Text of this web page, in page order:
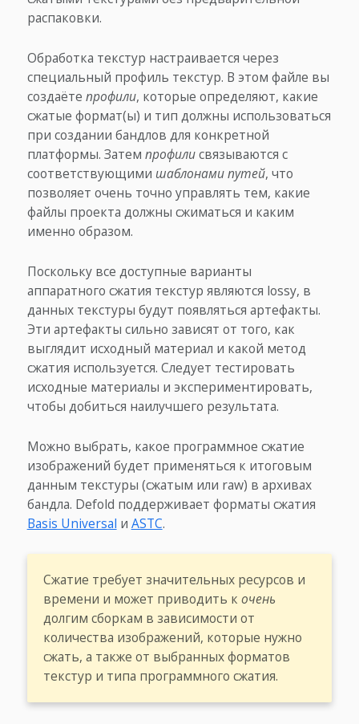
распаковки.
Обработка текстур настраивается через
специальный профиль текстур. В этом файле вы
создаёте профили, которые определяют, какие
сжатые формат(ы) и тип должны использоваться
при создании бандлов для конкретной
платформы. Затем профилисвязываются с
соответствующими шаблонами путей, что
позволяет очень точно управлять тем, какие
файлы проекта должны сжиматься и каким
именно образом.
Поскольку все доступные варианты
аппаратного сжатия текстур являются lossy, в
данных текстуры будут появляться артефакты.
Эти артефакты сильно зависят от того, как
выглядит исходный материал и какой метод
сжатия используется. Следует тестировать
исходные материалы и экспериментировать,
чтобы добиться наилучшего результата.
Можно выбрать, какое программное сжатие
изображений будет применяться к итоговым
данным текстуры (сжатым или raw) в архивах
бандла. Defold поддерживает форматы сжатия
Basis Universal и ASTC.
Сжатие требует значительных ресурсов и
времени и может приводить кочень
долгим сборкам в зависимости от
количества изображений, которые нужно
сжать, а также от выбранных форматов
текстур и типа программного сжатия.